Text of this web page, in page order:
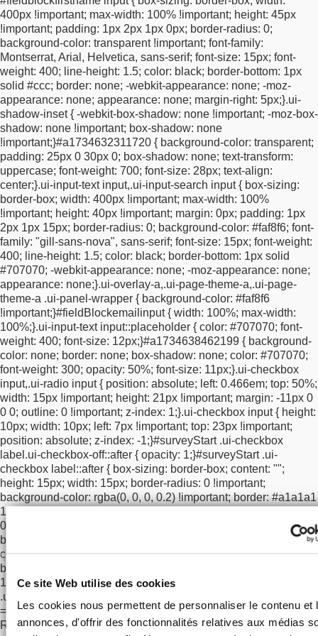
Ce site Web utilise des cookies
Les cookies nous permettent de personnaliser le contenu et
annonces, d'offrir des fonctionnalités relatives aux médias
400px !important; max-width: 100% !important; height: 45px
!important; padding: 1px 2px 1px 0px; border-radius: 0;
background-color: transparent !important; font-family:
Montserrat, Arial, Helvetica, sans-serif; font-size: 15px; font-
weight: 400; line-height: 1.5; color: black; border-bottom: 1px
solid #ccc; border: none; -webkit-appearance: none; -moz-
appearance: none; appearance: none; margin-right: 5px;}.ui-
shadow-inset { -webkit-box-shadow: none !important; -moz-box-
shadow: none !important; box-shadow: none
!important;}#a1734632311720 { background-color: transparent;
padding: 25px 0 30px 0; box-shadow: none; text-transform:
uppercase; font-weight: 700; font-size: 28px; text-align:
center;}.ui-input-text input,.ui-input-search input { box-sizing:
border-box; width: 400px !important; max-width: 100%
!important; height: 40px !important; margin: 0px; padding: 1px
2px 1px 15px; border-radius: 0; background-color: #faf8f6; font-
family: "gill-sans-nova", sans-serif; font-size: 15px; font-weight:
400; line-height: 1.5; color: black; border-bottom: 1px solid
#707070; -webkit-appearance: none; -moz-appearance: none;
appearance: none;}.ui-overlay-a,.ui-page-theme-a,.ui-page-
theme-a .ui-panel-wrapper { background-color: #faf8f6
!important;}#fieldBlockemailinput { width: 100%; max-width:
100%;}.ui-input-text input::placeholder { color: #707070; font-
weight: 400; font-size: 12px;}#a1734638462199 { background-
color: none; border: none; box-shadow: none; color: #707070;
font-weight: 300; opacity: 50%; font-size: 11px;}.ui-checkbox
input,.ui-radio input { position: absolute; left: 0.466em; top: 50%;
width: 15px !important; height: 21px !important; margin: -11px 0
0 0; outline: 0 !important; z-index: 1;}.ui-checkbox input { height:
10px; width: 10px; left: 7px !important; top: 23px !important;
position: absolute; z-index: -1;}#surveyStart .ui-checkbox
label.ui-checkbox-off::after { opacity: 1;}#surveyStart .ui-
checkbox label::after { box-sizing: border-box; content: "";
height: 15px; width: 15px; border-radius: 0 !important;
background-color: rgba(0, 0, 0, 0.2) !important;border: #a1a1a1
1px solid !important;
0;
background-color: #000000 !important;
#surveyStart > div .ui-
controlgroup-vertical .ui-btn-inherit.ui-focus,#optInCheckbox .ui-
btn-inherit.ui-focus,
1px solid !important;box-shadow: none !important;
.ui-btn:hover {
=========================MOBILE / TABLET
RESPONSIVE========================= */@media
!important;padding: 0 !important;}/* email takes remaining
space */.ui-overlay-a #surveyStart #fieldBlockemail {width:
calc(100% - 46px) !important;max-width: calc(100% - 46px)
!important;}/* arrow gets fixed width */.ui-overlay-a
#surveyStart #submitButton {width: 46px !important;max-width:
46px !important;text-align: center !important;} /* inner email
wrappers must fill their container */.ui-overlay-a #surveyStart
#fieldBlockemailinput,.ui-overlay-a #surveyStart
#fieldBlockemailinput .ui-input-text {width: 100% !important;
max-width: 100% !important;display: block !important;margin:
0 !important;padding: 0 !important;}/* email input itself */.ui-
overlay-a #surveyStart #fieldBlockemailinput input, .ui-overlay-
a #surveyStart #fieldBlockemail .ui-input-text input,.ui-overlay-
a #surveyStart .ui-input-text input {width: 100% !important;
max-width: 100% !important;height: 40px !important;margin: 0
!important;padding: 1px 12px 1px 15px !important;box-sizing:
border-box !important;}/* arrow button itself */.ui-overlay-a
#surveyStart #submitButton button[type="submit"].ui-btn,.ui-
overlay-a #surveyStart #submitButton .ui-btn {display: block
!important;width: 46px !important;min-width: 46px !important;
height: 40px !important;line-height: 40px !important;padding: 0
!important;margin: 0 !important;text-align: center !important;
box-sizing: border-box !important;} /* clear floats so checkbox +
legal text go underneath */.ui-overlay-a #surveyStart
#optInCheckbox,.ui-overlay-a #surveyStart #a1734638462199,
.ui-overlay-a #surveyStart #policy {clear: both !important;
}}@media screen and (max-width: 767px) {.ui-overlay-a
#surveyStart #submitButton {margin-top: 0 !important;} .ui-
overlay-a #surveyStart #submitButton button[type="submit"].ui-
btn {position: relative !important;top: 0 !important;}}/* mobile
spacing: push checkbox row BELOW the email border
*/@media screen and (max-width: 767px) {#optInCheckbox {
clear: both !important;display: block !important;position:
relative !important;top: 12px !important;} #a1734638462199 {
position: relative !important;top: 12px !important;}}
Adresse courriel:
→
J"accepte de recevoir les actualités du MOB
Informatique et libertés
#surveyStart div.zd-top-slider {